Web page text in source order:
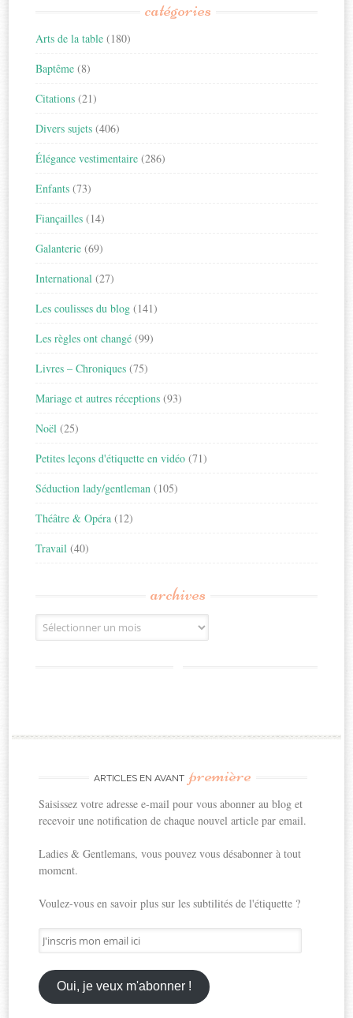
catégories
Arts de la table (180)
Baptême (8)
Citations (21)
Divers sujets (406)
Élégance vestimentaire (286)
Enfants (73)
Fiançailles (14)
Galanterie (69)
International (27)
Les coulisses du blog (141)
Les règles ont changé (99)
Livres – Chroniques (75)
Mariage et autres réceptions (93)
Noël (25)
Petites leçons d'étiquette en vidéo (71)
Séduction lady/gentleman (105)
Théâtre & Opéra (12)
Travail (40)
archives
Archives
ARTICLES EN AVANT première
Saisissez votre adresse e-mail pour vous abonner au blog et
recevoir une notification de chaque nouvel article par email.
Ladies & Gentlemans, vous pouvez vous désabonner à tout
moment.
Voulez-vous en savoir plus sur les subtilités de l'étiquette ?
J'inscris
mon
email
ici
Oui, je veux m'abonner !